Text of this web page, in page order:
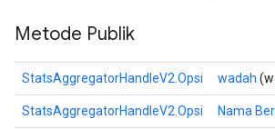
Metode Publik
StatsAggregatorHandleV2.Opsi wadah
StatsAggregatorHandleV2.Opsi Nama